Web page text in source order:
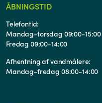
ÅBNINGSTID
Telefontid:
Mandag-torsdag 09:00-15:00
Fredag 09:00-14:00
Afhentning af vandmålere:
Mandag-fredag 08:00-14:00